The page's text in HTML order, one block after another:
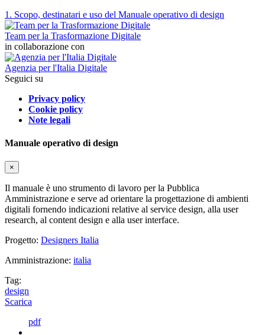
1. Scopo, destinatari e uso del Manuale operativo di design
Team per la Trasformazione Digitale
in collaborazione con
Agenzia per l'Italia Digitale
Seguici su
Privacy policy
Cookie policy
Note legali
Manuale operativo di design
×
Il manuale è uno strumento di lavoro per la Pubblica
Amministrazione e serve ad orientare la progettazione di ambienti
digitali fornendo indicazioni relative al service design, alla user
research, al content design e alla user interface.
Progetto: Designers Italia
Amministrazione: italia
Tag:
design
Scarica
pdf